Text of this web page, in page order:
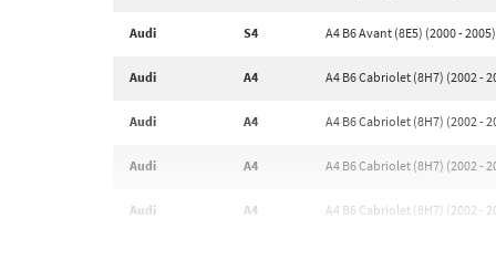
Audi S4 A4 B6 Avant (8E5) (2000 - 2005)
Audi A4 A4 B6 Cabriolet (8H7) (2002 -
Audi A4 A4 B6 Cabriolet (8H7) (2002 -
Audi A4 A4 B6 Cabriolet (8H7) (2002 -
Audi A4 A4 B6 Cabriolet (8H7) (2002 -